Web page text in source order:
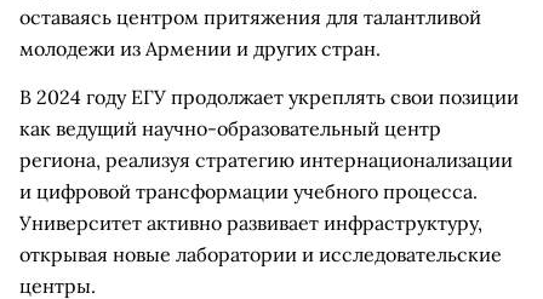
оставаясь центром притяжения для талантливой
молодежи из Армении и других стран.
В 2024 году ЕГУ продолжает укреплять свои позиции
как ведущий научно-образовательный центр
региона, реализуя стратегию интернационализации
и цифровой трансформации учебного процесса.
Университет активно развивает инфраструктуру,
открывая новые лаборатории и исследовательские
центры.